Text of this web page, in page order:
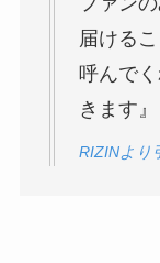
届ける
呼んで
きます』
RIZINより